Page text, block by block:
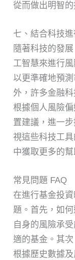
從而做出明智的
七、結合科技
隨著科技的發
工智慧來進行
以更準確地預
外，許多金融
根據個人風險
置建議，進一
視這些科技工
中獲取更多的幫
常見問題 FAQ
在進行基金投
題。首先，如
自身的風險承
適的基金。其
根據歷史數據